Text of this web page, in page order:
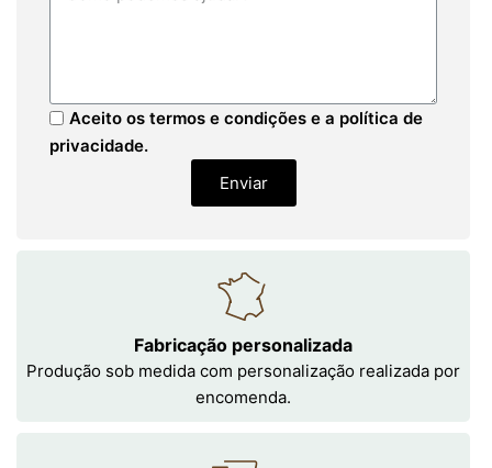
Aceito os termos e condições e a política de
privacidade.
Enviar
Fabricação personalizada
Produção sob medida com personalização realizada por
encomenda.